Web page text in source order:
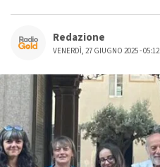
Redazione
VENERDÌ, 27 GIUGNO 2025 - 05:12